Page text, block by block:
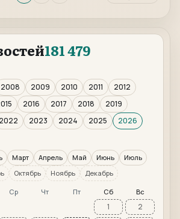
181 479
2008 2009 2010 2011
2012
2016 2017 2018
2019
2022 2023 2024 2025
2026
Март Апрель Май Июнь
Июль
Октябрь Ноябрь Декабрь
Ср Чт Пт Сб Вс
1
2